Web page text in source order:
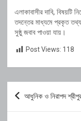
এলাকাবাসীর দাবি, বিষয়টি
তদন্তের মাধ্যমে প্রকৃত
সুষ্ঠু জবাব পাওয়া যায়।
Post Views: 118
Post
navigation
আধুনিক ও নিরাপদ